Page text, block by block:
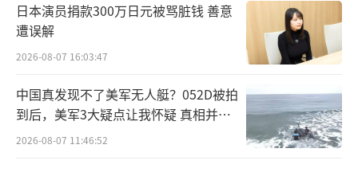
日本演员捐款300万日元被骂脏钱 善意
遭误解
2026-08-07 16:03:47
中国真发现不了美军无人艇？052D被拍
到后，美军3大疑点让我怀疑 真相并非
如此
2026-08-07 11:46:52